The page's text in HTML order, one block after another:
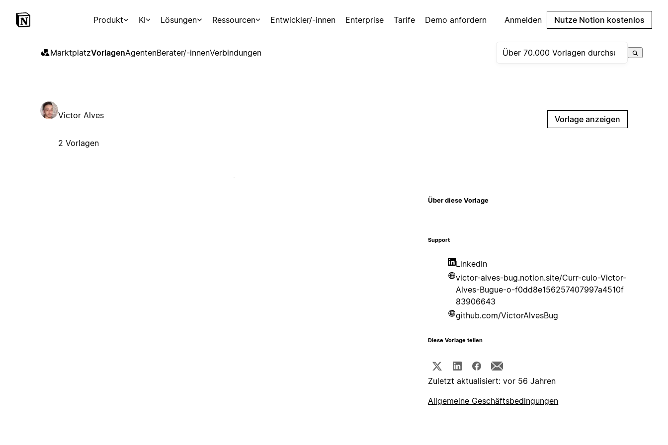
Produkt KI Lösungen Ressourcen Entwickler/-innen Enterprise Tarife Demo anfordern Anmelden Nutze Notion kostenlos
MarktplatzVorlagenAgentenBerater/-innenVerbindungen
Victor Alves
2 Vorlagen
Vorlage anzeigen
Über diese Vorlage
Support
LinkedIn
victor-alves-bug.notion.site/Curr-culo-Victor-
Alves-Bugue-o-f0dd8e156257407997a4510f
83906643
github.com/VictorAlvesBug
Diese Vorlage teilen
Zuletzt aktualisiert: vor 56 Jahren
Allgemeine Geschäftsbedingungen